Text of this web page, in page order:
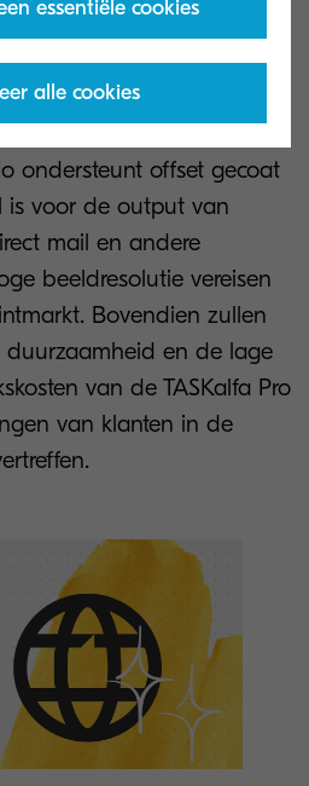
15000c komt er de
ondersteunt offset gecoat
is voor de output van
mail en andere
beeldresolutie vereisen
Bovendien zullen
en de lage
van de TASKalfa Pro
van klanten in de
essentiële cookies
alle cookies